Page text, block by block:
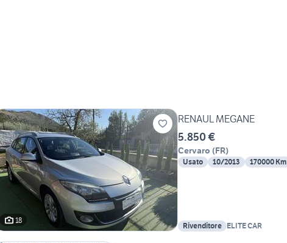
18
RENAUL MEGANE
5.850 €
Cervaro (FR)
Usato 10/2013 170000 Km
Rivenditore ELITE CAR